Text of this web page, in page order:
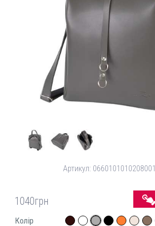
Артикул: 0660101010208001
1040грн
Колір